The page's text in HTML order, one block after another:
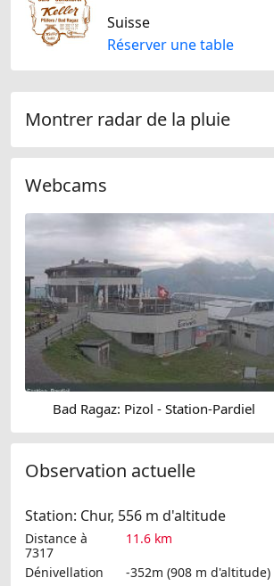
Suisse
Réserver une table
Montrer radar de la pluie
Webcams
Bad Ragaz: Pizol - Station-Pardiel
Observation actuelle
Station: Chur, 556 m d'altitude
Distance à
7317
11.6 km
Dénivellation
-352m (908 m d'altitude)